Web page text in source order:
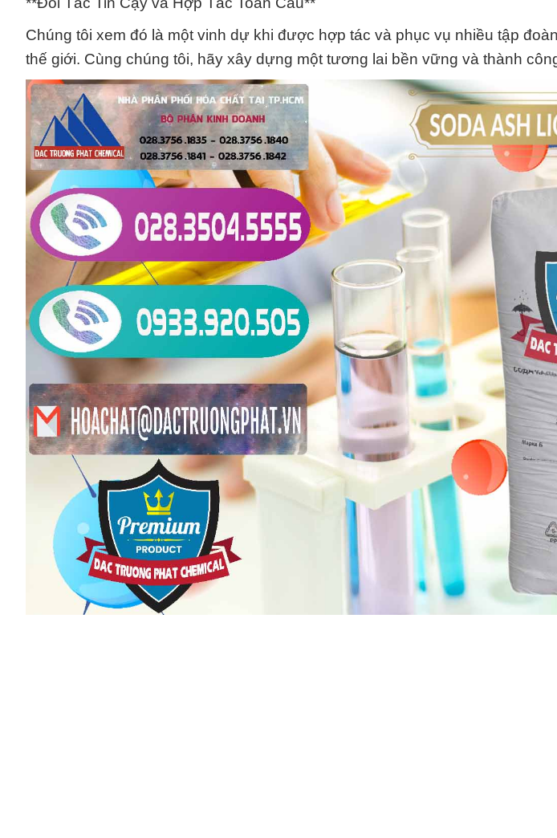
Chúng tôi xem đó là một vinh dự khi được hợp tác và phục vụ nhiều tập
thế giới. Cùng chúng tôi, hãy xây dựng một tương lai bền vững và thành